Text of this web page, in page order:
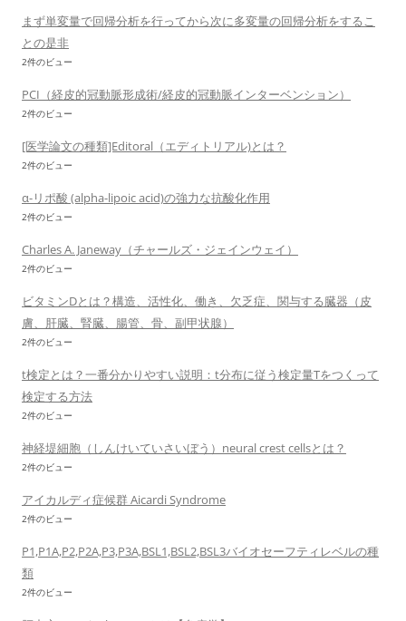
まず単変量で回帰分析を行ってから次に多変量の回帰分析をするこ
との是非
2件のビュー
PCI（経皮的冠動脈形成術/経皮的冠動脈インターベンション）
2件のビュー
[医学論文の種類]Editoral（エディトリアル)とは？
2件のビュー
α-リポ酸 (alpha-lipoic acid)の強力な抗酸化作用
2件のビュー
Charles A. Janeway（チャールズ・ジェインウェイ）
2件のビュー
ビタミンDとは？構造、活性化、働き、欠乏症、関与する臓器（皮
膚、肝臓、腎臓、腸管、骨、副甲状腺）
2件のビュー
t検定とは？一番分かりやすい説明：t分布に従う検定量Tをつくって
検定する方法
2件のビュー
神経堤細胞（しんけいていさいぼう）neural crest cellsとは？
2件のビュー
アイカルディ症候群 Aicardi Syndrome
2件のビュー
P1,P1A,P2,P2A,P3,P3A,BSL1,BSL2,BSL3バイオセーフティレベルの種
類
2件のビュー